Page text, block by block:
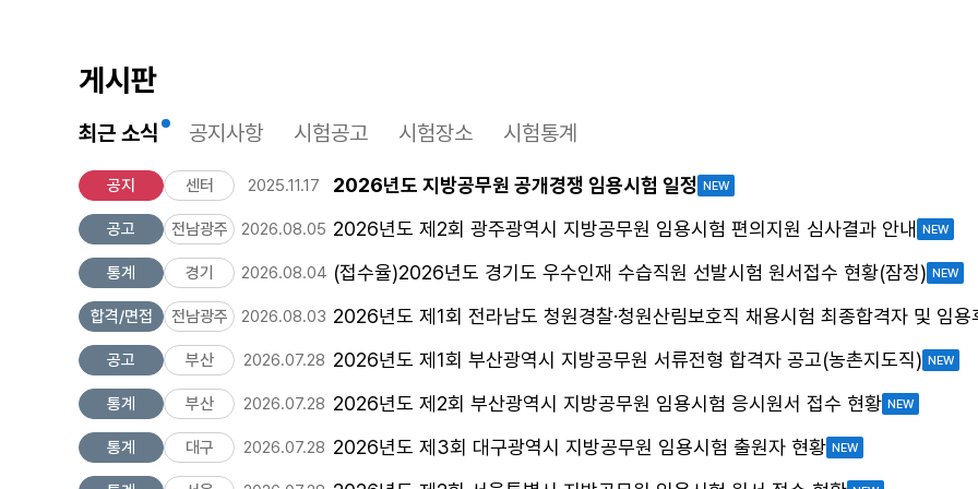
게시판
최근 소식 공지사항 시험공고 시험장소 시험통계
공지 센터 2025.11.17 2026년도 지방공무원 공개경쟁 임용시험 일정 NEW
공고 전남광주 2026.08.05 2026년도 제2회 광주광역시 지방공무원 임용시험 편의지원 심사결과 안내 NEW
통계 경기 2026.08.04 (접수율)2026년도 경기도 우수인재 수습직원 선발시험 원서접수 현황(잠정) NEW
합격/면접 전남광주 2026.08.03 2026년도 제1회 전라남도 청원경찰·청원산림보호직 채용시험 최종합격자 및 임용
공고 부산 2026.07.28 2026년도 제1회 부산광역시 지방공무원 서류전형 합격자 공고(농촌지도직) NEW
통계 부산 2026.07.28 2026년도 제2회 부산광역시 지방공무원 임용시험 응시원서 접수 현황 NEW
통계 대구 2026.07.28 2026년도 제3회 대구광역시 지방공무원 임용시험 출원자 현황 NEW